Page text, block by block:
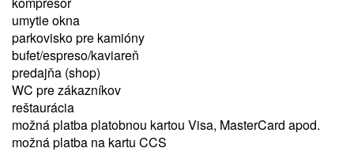
umytie okna
parkovisko pre kamióny
bufet/espreso/kaviareň
predajňa (shop)
WC pre zákazníkov
reštaurácia
možná platba platobnou kartou Visa, MasterCard apod.
možná platba na kartu CCS